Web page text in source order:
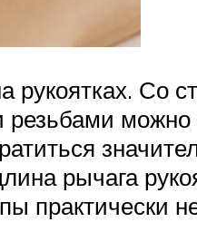
рукоятках. Со
можно
рычага
практически